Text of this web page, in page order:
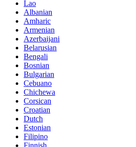
Lao
Albanian
Amharic
Armenian
Azerbaijani
Belarusian
Bengali
Bosnian
Bulgarian
Cebuano
Chichewa
Corsican
Croatian
Dutch
Estonian
Filipino
Finnish